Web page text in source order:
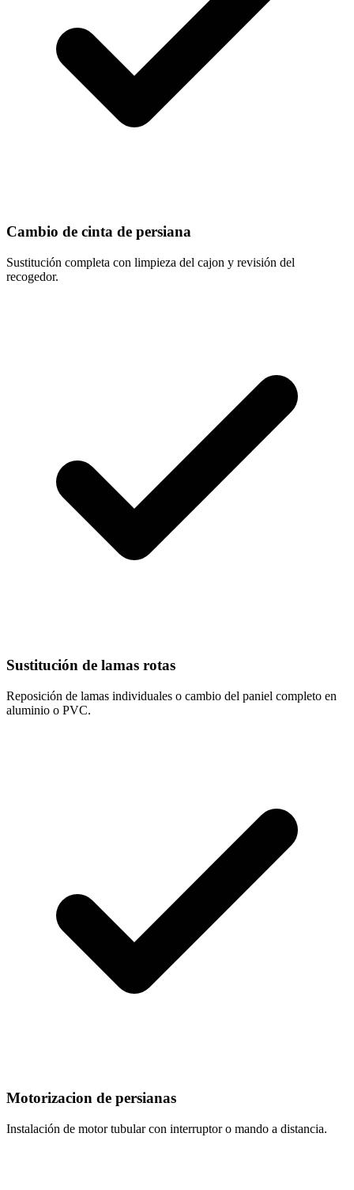
Cambio de cinta de persiana
Sustitución completa con limpieza del cajon y revisión del
recogedor.
Sustitución de lamas rotas
Reposición de lamas individuales o cambio del paniel completo en
aluminio o PVC.
Motorizacion de persianas
Instalación de motor tubular con interruptor o mando a distancia.